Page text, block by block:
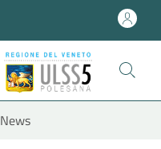
News